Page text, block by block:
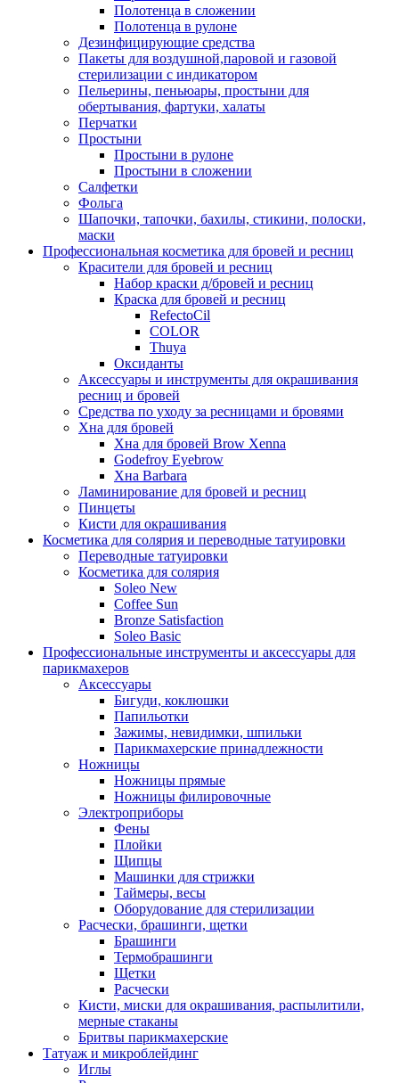
Полотенца в сложении
Полотенца в рулоне
Дезинфицирующие средства
Пакеты для воздушной,паровой и газовой
стерилизации с индикатором
Пельерины, пеньюары, простыни для
обертывания, фартуки, халаты
Перчатки
Простыни
Простыни в рулоне
Простыни в сложении
Салфетки
Фольга
Шапочки, тапочки, бахилы, стикини, полоски,
маски
Профессиональная косметика для бровей и ресниц
Красители для бровей и ресниц
Набор краски д/бровей и ресниц
Краска для бровей и ресниц
RefectoCil
COLOR
Thuya
Оксиданты
Аксессуары и инструменты для окрашивания
ресниц и бровей
Средства по уходу за ресницами и бровями
Хна для бровей
Хна для бровей Brow Xenna
Godefroy Eyebrow
Хна Barbara
Ламинирование для бровей и ресниц
Пинцеты
Кисти для окрашивания
Косметика для солярия и переводные татуировки
Переводные татуировки
Косметика для солярия
Soleo New
Coffee Sun
Bronze Satisfaction
Soleo Basic
Профессиональные инструменты и аксессуары для
парикмахеров
Аксессуары
Бигуди, коклюшки
Папильотки
Зажимы, невидимки, шпильки
Парикмахерские принадлежности
Ножницы
Ножницы прямые
Ножницы филировочные
Электроприборы
Фены
Плойки
Щипцы
Машинки для стрижки
Таймеры, весы
Оборудование для стерилизации
Расчески, брашинги, щетки
Брашинги
Термобрашинги
Щетки
Расчески
Кисти, миски для окрашивания, распылитили,
мерные стаканы
Бритвы парикмахерские
Татуаж и микроблейдинг
Иглы